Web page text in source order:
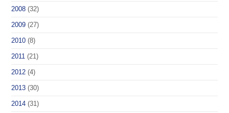
2008 (32)
2009 (27)
2010 (8)
2011 (21)
2012 (4)
2013 (30)
2014 (31)